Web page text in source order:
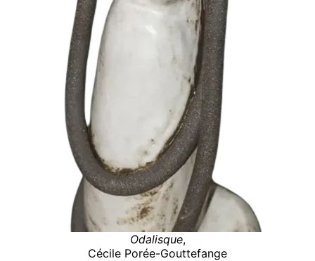
Odalisque,
Cécile Porée-Gouttefange